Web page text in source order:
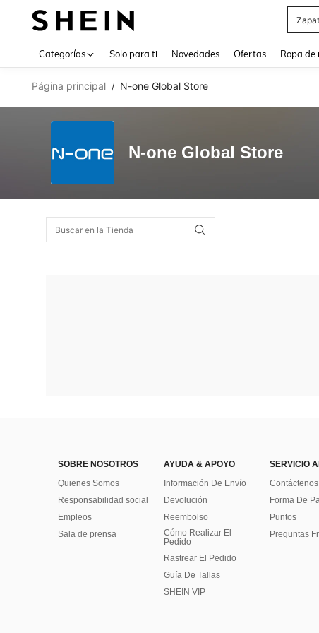
Categorías Solo para ti Novedades Ofertas Ropa de
Página principal / N-one Global Store
N-one Global Store
SOBRE NOSOTROS
Quienes Somos
Responsabilidad social
Empleos
Sala de prensa
AYUDA & APOYO
Información De Envío
Devolución
Reembolso
Cómo Realizar El
Pedido
Rastrear El Pedido
Guía De Tallas
SHEIN VIP
SERVICIO
Contáctenos
Forma De
Puntos
Preguntas